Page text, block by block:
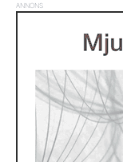
ANNONS